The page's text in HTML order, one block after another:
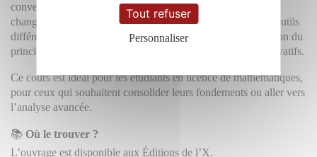
convergence et le traitement des intégrales multiples (Fubini,
changement de variables, formule de Stokes) couplés à des outils
différentiels. Enfin, l’ouvrage conclut par une belle application du
principe de récurrence de Poincaré dans les systèmes conservatifs.
Ce cours est idéal pour les étudiants en licence de mathématiques,
pour ceux qui souhaitent consolider leurs fondements ou aller vers
l’analyse avancée.
📚 Où le trouver ?
L’ouvrage est disponible aux Éditions de l’X.
Tout refuser
Personnaliser